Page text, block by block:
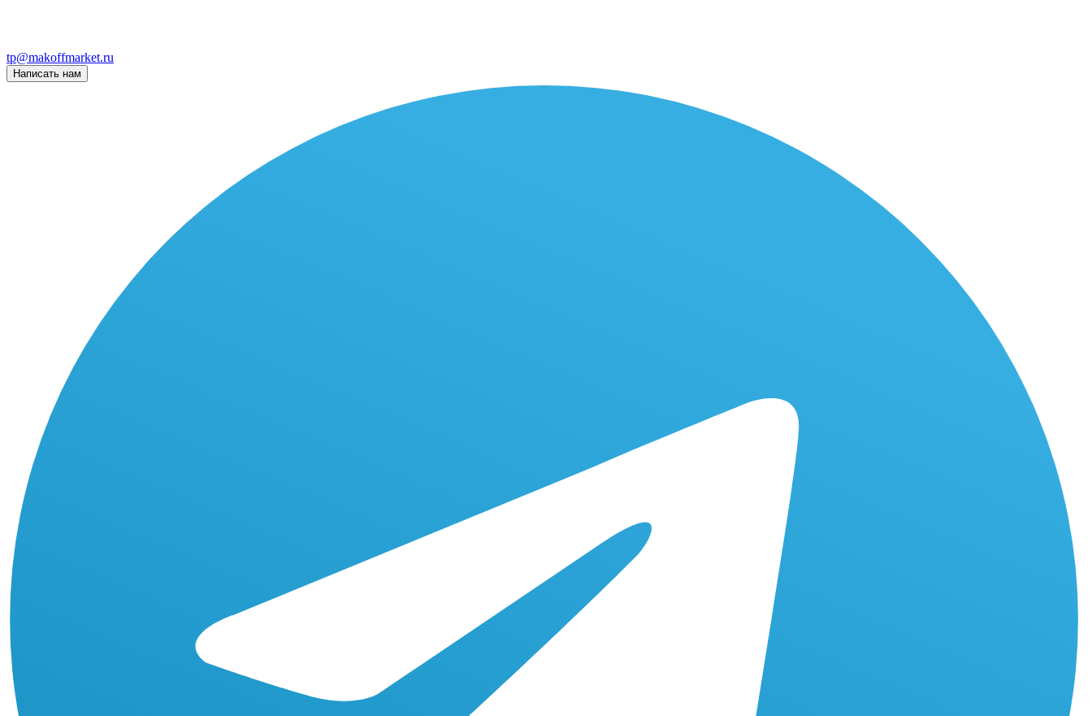
tp@makoffmarket.ru
Написать нам